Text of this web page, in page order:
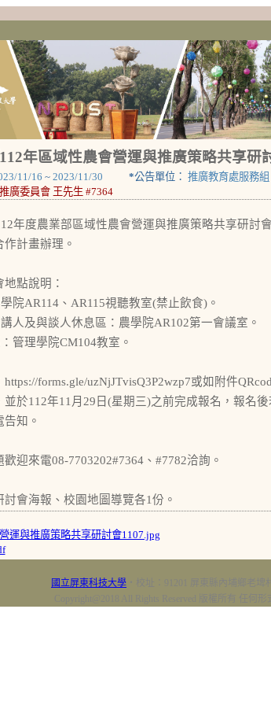
年區域性農會營運與推廣策略共享研
11/16 ~ 2023/11/30 *公告單位： 推廣教育處服務組
廣委員會 王先生 #7364
年度農業部區域性農會營運與推廣策略共享研討
計畫辦理。
點說明：
院AR114、AR115視聽教室(禁止飲食)。
人及與談人休息區：農學院AR102第一會議室。
管理學院CM104教室。
forms.gle/uzNjJTvisQ3P2wzp7或如附件
並於112年11月29日(星期三)之前完成報名，報名後
知。
迎來電08-7703202#7364、#7782洽詢。
討會海報、校園地圖導覽各1份。
運與推廣策略共享研討會1107.jpg
國立屏東科技大學